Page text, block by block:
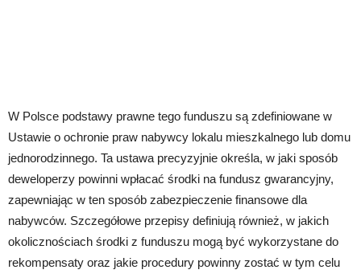
W Polsce podstawy prawne tego funduszu są zdefiniowane w
Ustawie o ochronie praw nabywcy lokalu mieszkalnego lub domu
jednorodzinnego. Ta ustawa precyzyjnie określa, w jaki sposób
deweloperzy powinni wpłacać środki na fundusz gwarancyjny,
zapewniając w ten sposób zabezpieczenie finansowe dla
nabywców. Szczegółowe przepisy definiują również, w jakich
okolicznościach środki z funduszu mogą być wykorzystane do
rekompensaty oraz jakie procedury powinny zostać w tym celu